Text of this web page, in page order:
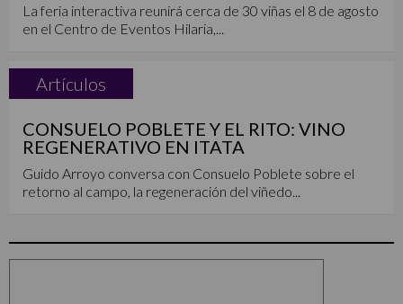
La feria interactiva reunirá cerca de 30 viñas el 8 de agosto
en el Centro de Eventos Hilaria,...
Artículos
CONSUELO POBLETE Y EL RITO: VINO
REGENERATIVO EN ITATA
Guido Arroyo conversa con Consuelo Poblete sobre el
retorno al campo, la regeneración del viñedo...